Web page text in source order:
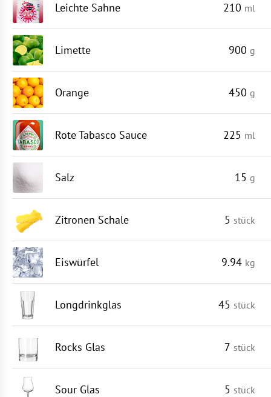
Leichte Sahne 210 ml
Limette 900 g
Orange 450 g
Rote Tabasco Sauce 225 ml
Salz 15 g
Zitronen Schale 5 stück
Eiswürfel 9.94 kg
Longdrinkglas 45 stück
Rocks Glas 7 stück
Sour Glas 5 stück